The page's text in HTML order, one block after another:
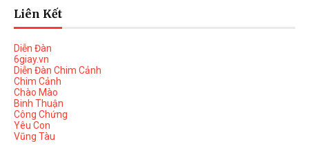
Liên Kết
Diễn Đàn
6giay.vn
Diễn Đàn Chim Cảnh
Chim Cảnh
Chào Mào
Binh Thuận
Công Chứng
Yêu Con
Vũng Tàu